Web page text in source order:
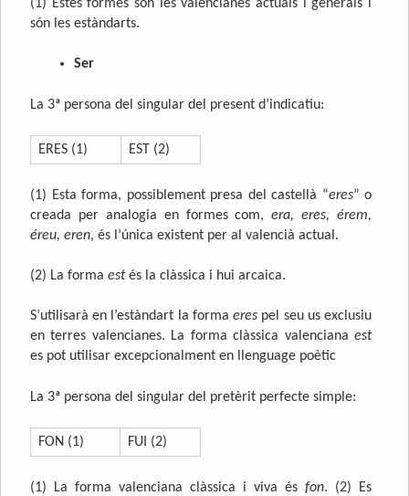
(1) Estes formes són les valencianes actuals i generals i
són les estàndarts.
Ser
La 3ª persona del singular del present d’indicatiu:
ERES (1) EST (2)
(1) Esta forma, possiblement presa del castellà “eres” o
creada per analogia en formes com,era, eres, érem,
éreu, eren, és l’única existent per al valencià actual.
(2) La forma estés la clàssica i hui arcaica.
S’utilisarà en l’estàndart la formaeres pel seu us exclusiu
en terres valencianes. La forma clàssica valenciana est
es pot utilisar excepcionalment en llenguage poètic
La 3ª persona del singular del pretèrit perfecte simple:
FON (1) FUI (2)
(1) La forma valenciana clàssica i viva és fon. (2) Es